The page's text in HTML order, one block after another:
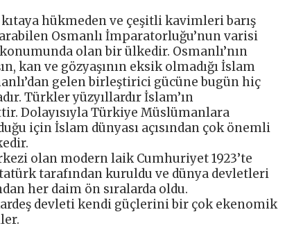
kıtaya hükmeden ve çeşitli kavimleri barış
Osmanlı İmparatorluğu’nun varisi
olan bir ülkedir. Osmanlı’nın
kan ve gözyaşının eksik olmadığı İslam
gelen birleştirici gücüne bugün hiç
Türkler yüzyıllardır İslam’ın
Dolayısıyla Türkiye Müslümanlara
için İslam dünyası açısından çok önemli
olan modern laik Cumhuriyet 1923’te
tarafından kuruldu ve dünya devletleri
her daim ön sıralarda oldu.
devleti kendi güçlerini bir çok ekenomik